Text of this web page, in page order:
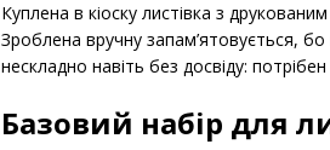
Куплена в кіоску листівка з
Зроблена вручну запам’ятовується, бо
нескладно навіть без досвіду:
Базовий набір для